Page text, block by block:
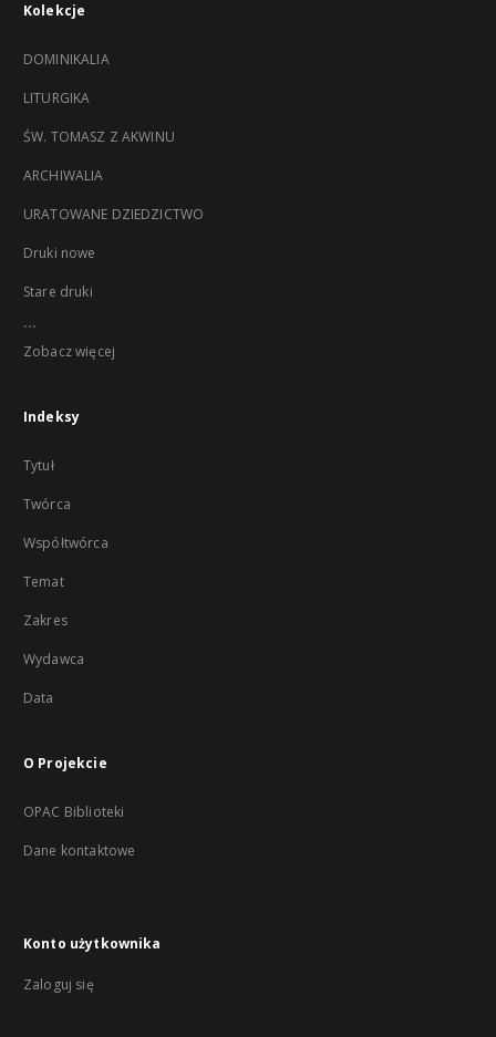
Kolekcje
DOMINIKALIA
LITURGIKA
ŚW. TOMASZ Z AKWINU
ARCHIWALIA
URATOWANE DZIEDZICTWO
Druki nowe
Stare druki
...
Zobacz więcej
Indeksy
Tytuł
Twórca
Współtwórca
Temat
Zakres
Wydawca
Data
O Projekcie
OPAC Biblioteki
Dane kontaktowe
Konto użytkownika
Zaloguj się